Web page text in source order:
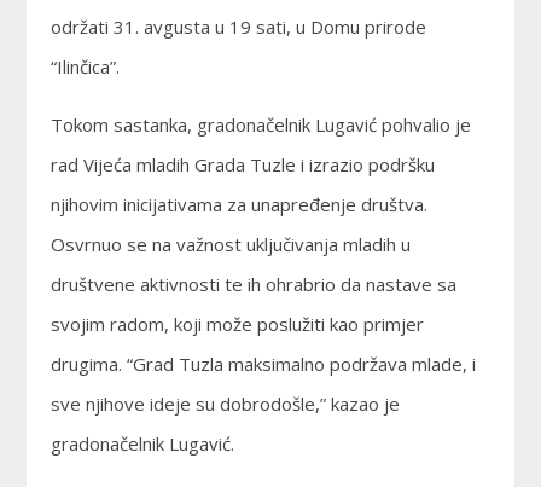
održati 31. avgusta u 19 sati, u Domu prirode
“Ilinčica”.
Tokom sastanka, gradonačelnik Lugavić pohvalio je
rad Vijeća mladih Grada Tuzle i izrazio podršku
njihovim inicijativama za unapređenje društva.
Osvrnuo se na važnost uključivanja mladih u
društvene aktivnosti te ih ohrabrio da nastave sa
svojim radom, koji može poslužiti kao primjer
drugima. “Grad Tuzla maksimalno podržava mlade, i
sve njihove ideje su dobrodošle,” kazao je
gradonačelnik Lugavić.